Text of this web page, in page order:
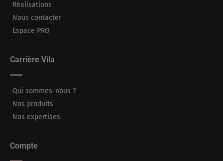
Réalisations
Nous contacter
Espace PRO
Carrière Vila
Qui sommes-nous ?
Nos produits
Nos expertises
Compte